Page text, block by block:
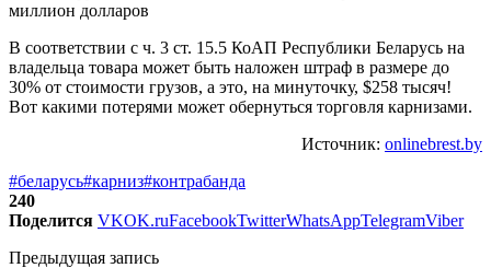
В соответствии с ч. 3 ст. 15.5 КоАП Республики Беларусь на
владельца товара может быть наложен штраф в размере до
30% от стоимости грузов, а это, на минуточку, $258 тысяч!
Вот какими потерями может обернуться торговля карнизами.
Источник: onlinebrest.by
#беларусь#карниз#контрабанда
240
Поделится VKOK.ruFacebookTwitterWhatsAppTelegramViber
Предыдущая запись